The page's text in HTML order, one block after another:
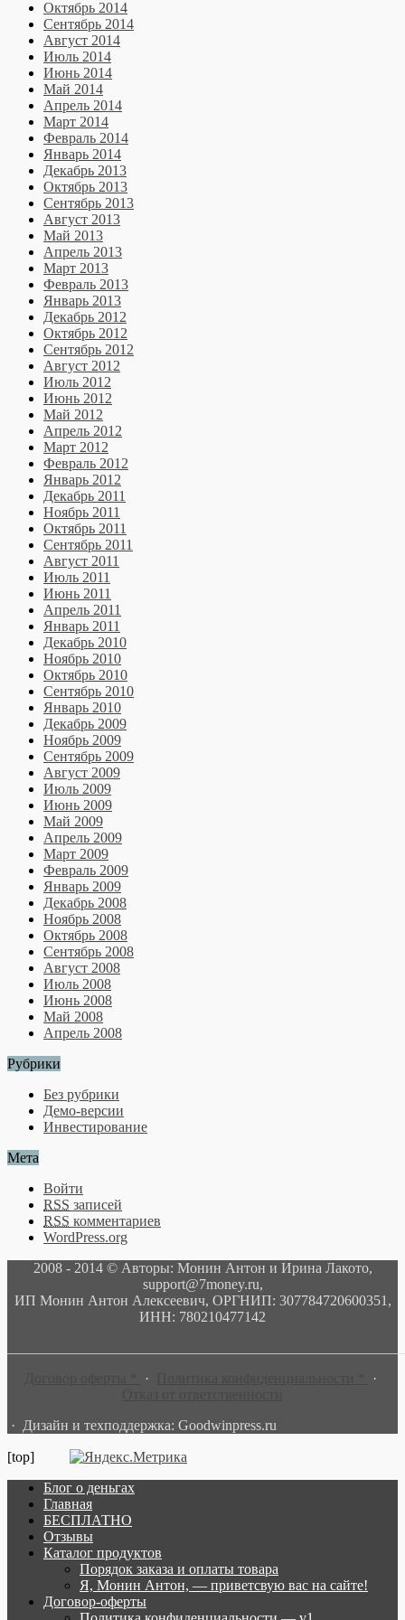
Октябрь 2014
Сентябрь 2014
Август 2014
Июль 2014
Июнь 2014
Май 2014
Апрель 2014
Март 2014
Февраль 2014
Январь 2014
Декабрь 2013
Октябрь 2013
Сентябрь 2013
Август 2013
Май 2013
Апрель 2013
Март 2013
Февраль 2013
Январь 2013
Декабрь 2012
Октябрь 2012
Сентябрь 2012
Август 2012
Июль 2012
Июнь 2012
Май 2012
Апрель 2012
Март 2012
Февраль 2012
Январь 2012
Декабрь 2011
Ноябрь 2011
Октябрь 2011
Сентябрь 2011
Август 2011
Июль 2011
Июнь 2011
Апрель 2011
Январь 2011
Декабрь 2010
Ноябрь 2010
Октябрь 2010
Сентябрь 2010
Январь 2010
Декабрь 2009
Ноябрь 2009
Сентябрь 2009
Август 2009
Июль 2009
Июнь 2009
Май 2009
Апрель 2009
Март 2009
Февраль 2009
Январь 2009
Декабрь 2008
Ноябрь 2008
Октябрь 2008
Сентябрь 2008
Август 2008
Июль 2008
Июнь 2008
Май 2008
Апрель 2008
Рубрики
Без рубрики
Демо-версии
Инвестирование
Мета
Войти
RSS записей
RSS комментариев
WordPress.org
2008 - 2014 © Авторы: Монин Антон и Ирина Лакото,
support@7money.ru,
ИП Монин Антон Алексеевич, ОРГНИП: 307784720600351,
ИНН: 780210477142
·
·
· Дизайн и техподдержка: Goodwinpress.ru
[top]
Блог о деньгах
Главная
БЕСПЛАТНО
Отзывы
Каталог продуктов
Порядок заказа и оплаты товара
Я, Монин Антон, — приветсвую вас на сайте!
Договор-оферты